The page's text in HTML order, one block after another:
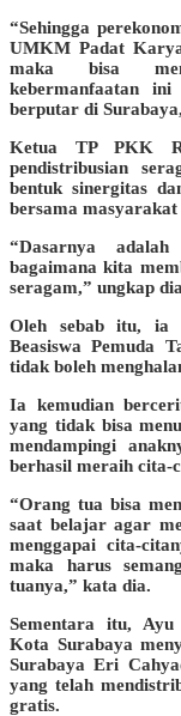
“Sehingga
UMKM Padat
maka bisa
kebermanfaatan
berputar di
Ketua TP PKK
pendistribusian
bentuk sinergitas
bersama
“Dasarnya
bagaimana kita
seragam,” ungkap
Oleh sebab itu, ia
Beasiswa Pemuda
tidak boleh
Ia kemudian
yang tidak bisa
mendampingi
berhasil meraih cita-
“Orang tua bisa
saat belajar agar
menggapai cita-
maka harus
tuanya,” kata dia.
Sementara itu,
Kota Surabaya
Surabaya Eri
yang telah
gratis.